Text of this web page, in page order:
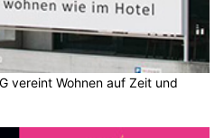
vereint Wohnen auf Zeit und